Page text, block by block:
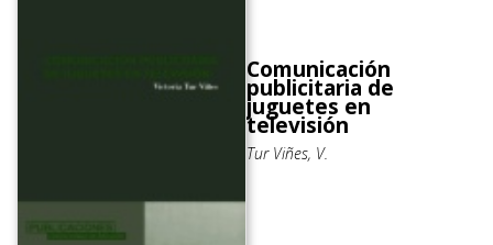
Comunicación
publicitaria de
juguetes en
televisión
Tur Viñes, V.